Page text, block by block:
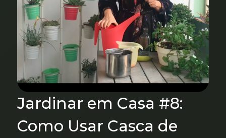
Jardinar em Casa #8:
Como Usar Casca de